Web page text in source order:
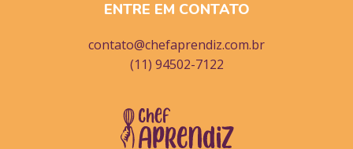
ENTRE EM CONTATO
contato@chefaprendiz.com.br
(11) 94502-7122